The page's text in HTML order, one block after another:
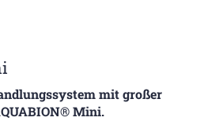
mit großer
Mini.